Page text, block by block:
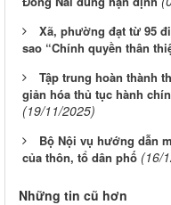
Xã, phường đạt từ 95
sao “Chính quyền thân
Tập trung hoàn thành
giản hóa thủ tục hành
(19/11/2025)
Bộ Nội vụ hướng dẫn
của thôn, tổ dân phố (16/
Những tin cũ hơn